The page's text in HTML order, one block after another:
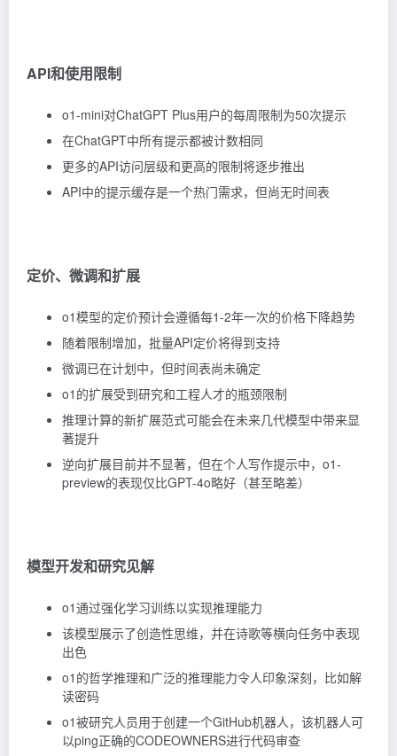
API和使用限制
o1-mini对ChatGPT Plus用户的每周限制为50次提示
在ChatGPT中所有提示都被计数相同
更多的API访问层级和更高的限制将逐步推出
API中的提示缓存是一个热门需求，但尚无时间表
定价、微调和扩展
o1模型的定价预计会遵循每1-2年一次的价格下降趋势
随着限制增加，批量API定价将得到支持
微调已在计划中，但时间表尚未确定
o1的扩展受到研究和工程人才的瓶颈限制
推理计算的新扩展范式可能会在未来几代模型中带来显
著提升
逆向扩展目前并不显著，但在个人写作提示中，o1-
preview的表现仅比GPT-4o略好（甚至略差）
模型开发和研究见解
o1通过强化学习训练以实现推理能力
该模型展示了创造性思维，并在诗歌等横向任务中表现
出色
o1的哲学推理和广泛的推理能力令人印象深刻，比如解
读密码
o1被研究人员用于创建一个GitHub机器人，该机器人可
以ping正确的CODEOWNERS进行代码审查